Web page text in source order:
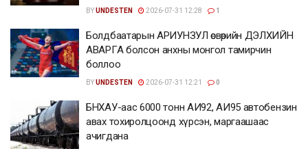
BYUNDESTEN 2026-07-31 12:28 1
Болдбаатарын АРИУНЗУЛ өсвөрийн ДЭЛХИЙН
АВАРГА болсон анхны монгол тамирчин
боллоо
BYUNDESTEN 2026-07-31 12:21 0
БНХАУ-аас 6000 тонн АИ92, АИ95 автобензин
авах тохиролцоонд хүрсэн, маргаашаас
ачигдана